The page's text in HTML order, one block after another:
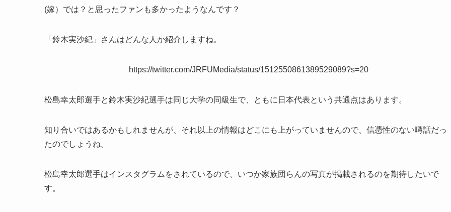
(嫁）では？と思ったファンも多かったようなんです？
「鈴木実沙紀」さんはどんな人か紹介しますね。
https://twitter.com/JRFUMedia/status/1512550861389529089?s=20
松島幸太郎選手と鈴木実沙紀選手は同じ大学の同級生で、ともに日本代表という共通点はあります。
知り合いではあるかもしれませんが、それ以上の情報はどこにも上がっていませんので、信憑性のない噂話だっ
たのでしょうね。
松島幸太郎選手はインスタグラムをされているので、いつか家族団らんの写真が掲載されるのを期待したいで
す。